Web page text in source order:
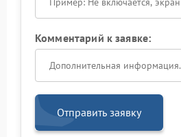
Комментарий к заявке:
Отправить заявку